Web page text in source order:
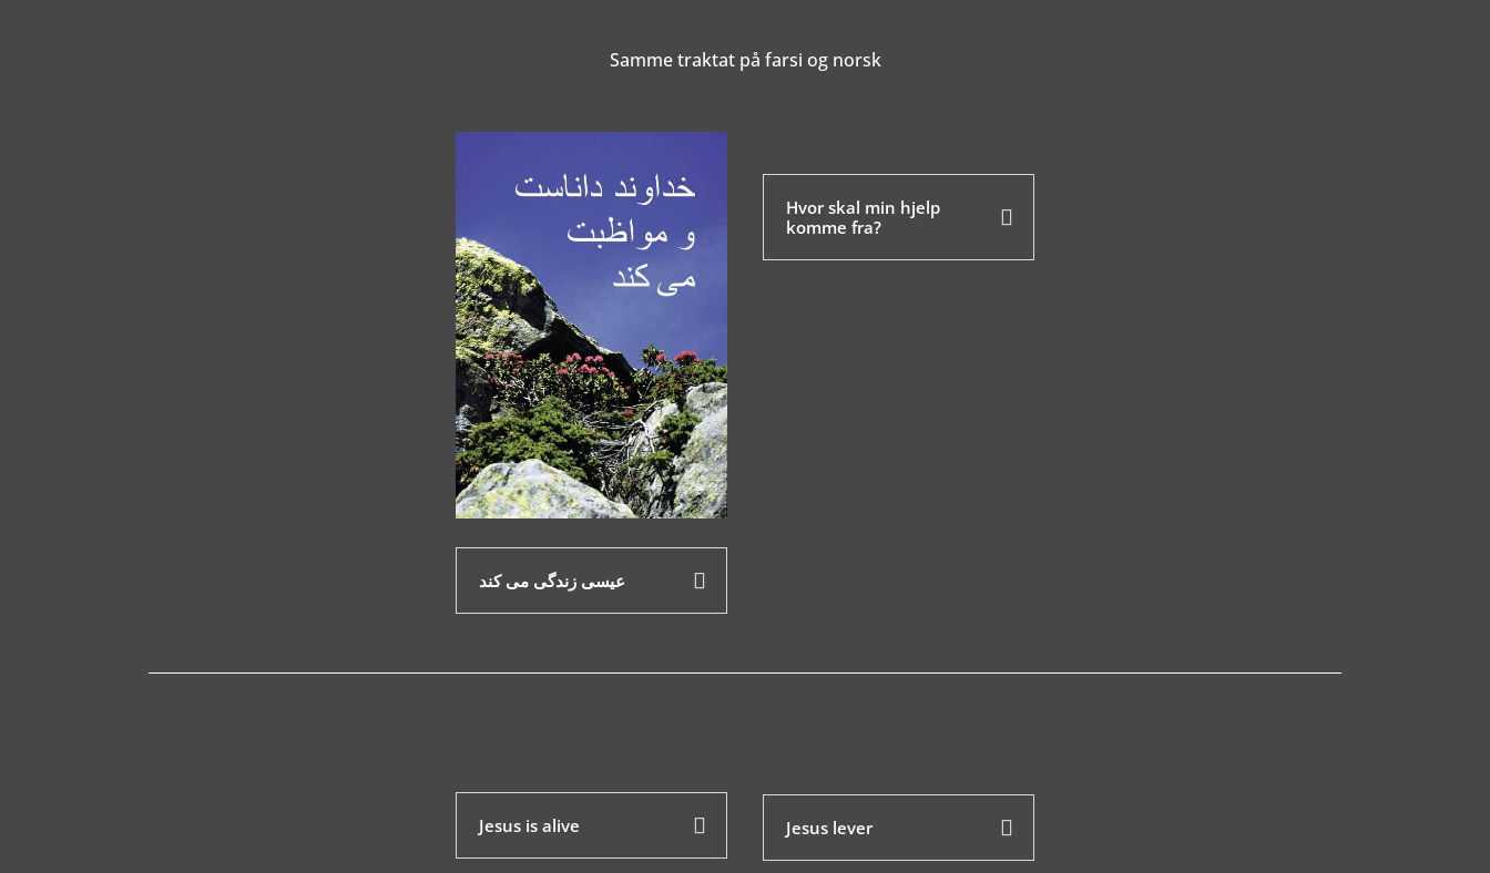
Samme traktat på farsi og norsk
عیسی زندگی می کند
Hvor skal min hjelp
komme fra?
Jesus is alive Jesus lever